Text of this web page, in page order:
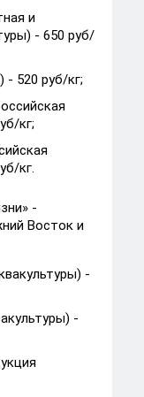
и
- 650 руб/
- 520 руб/кг;
кг;
кг.
-
Восток и
-
-